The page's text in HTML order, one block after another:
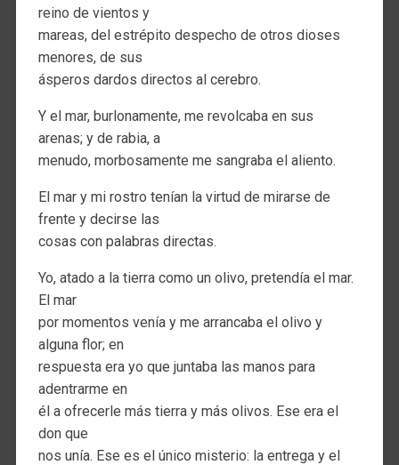
reino de vientos y
mareas, del estrépito despecho de otros dioses
menores, de sus
ásperos dardos directos al cerebro.
Y el mar, burlonamente, me revolcaba en sus
arenas; y de rabia, a
menudo, morbosamente me sangraba el aliento.
El mar y mi rostro tenían la virtud de mirarse de
frente y decirse las
cosas con palabras directas.
Yo, atado a la tierra como un olivo, pretendía el mar.
El mar
por momentos venía y me arrancaba el olivo y
alguna flor; en
respuesta era yo que juntaba las manos para
adentrarme en
él a ofrecerle más tierra y más olivos. Ese era el
don que
nos unía. Ese es el único misterio: la entrega y el